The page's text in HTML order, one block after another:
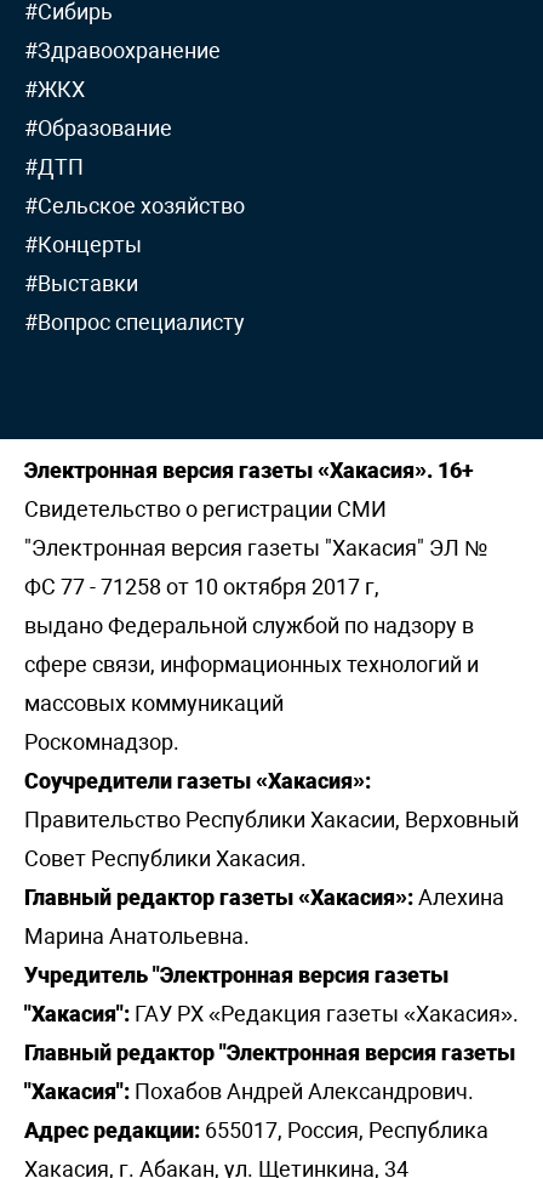
#Сибирь
#Здравоохранение
#ЖКХ
#Образование
#ДТП
#Сельское хозяйство
#Концерты
#Выставки
#Вопрос специалисту
Электронная версия газеты «Хакасия». 16+
Свидетельство о регистрации СМИ
"Электронная версия газеты "Хакасия" ЭЛ №
ФС 77 - 71258 от 10 октября 2017 г,
выдано Федеральной службой по надзору в
сфере связи, информационных технологий и
массовых коммуникаций
Роскомнадзор.
Соучредители газеты «Хакасия»:
Правительство Республики Хакасии, Верховный
Совет Республики Хакасия.
Главный редактор газеты «Хакасия»:Алехина
Марина Анатольевна.
Учредитель "Электронная версия газеты
"Хакасия": ГАУ РХ «Редакция газеты «Хакасия».
Главный редактор "Электронная версия газеты
"Хакасия": Похабов Андрей Александрович.
Адрес редакции: 655017, Россия, Республика
Хакасия, г. Абакан, ул. Щетинкина, 34